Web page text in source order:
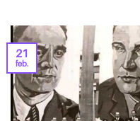
21
feb.